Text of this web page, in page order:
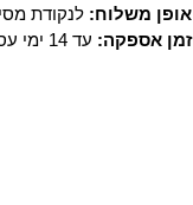
אופן משלוח: לנקודת
זמן אספקה: עד 14 ימי עסקים